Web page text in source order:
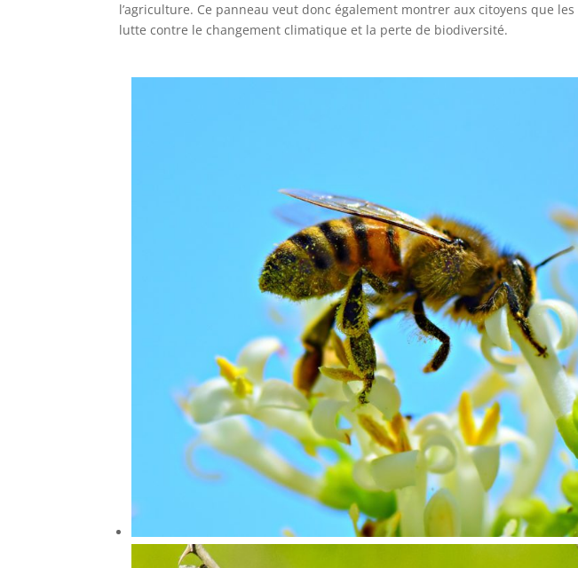
l’agriculture. Ce panneau veut donc également montrer aux citoyens que
lutte contre le changement climatique et la perte de biodiversité.